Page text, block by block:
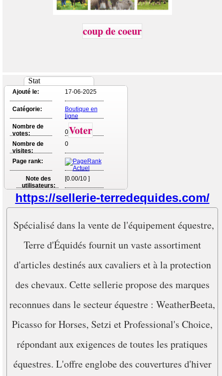
coup de coeur
Stat
Ajouté le: 17-06-2025
Catégorie:
Boutique en
ligne
Nombre de
votes:
0Voter
Nombre de
visites:
0
Page rank:
Note des
utilisateurs:
[0.00/10 ]
https://sellerie-terredequides.com/
Spécialisé dans la vente de l'équipement équestre,
Terre d'Équidés fournit un vaste assortiment
d'articles destinés aux cavaliers et à la protection
des chevaux. Cette sellerie propose des marques
reconnues dans le secteur équestre : WeatherBeeta,
Picasso for Horses, Setzi et Professional's Choice,
répondant aux exigences de toutes les pratiques
équestres. L'offre englobe des couvertures d'hiver